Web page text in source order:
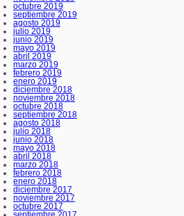
octubre 2019
septiembre 2019
agosto 2019
julio 2019
junio 2019
mayo 2019
abril 2019
marzo 2019
febrero 2019
enero 2019
diciembre 2018
noviembre 2018
octubre 2018
septiembre 2018
agosto 2018
julio 2018
junio 2018
mayo 2018
abril 2018
marzo 2018
febrero 2018
enero 2018
diciembre 2017
noviembre 2017
octubre 2017